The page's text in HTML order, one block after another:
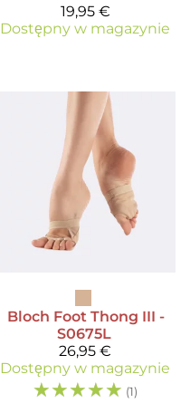
19,95 €
Dostępny w magazynie
Bloch Foot Thong III -
S0675L
26,95 €
Dostępny w magazynie
☆☆☆☆☆ (1)